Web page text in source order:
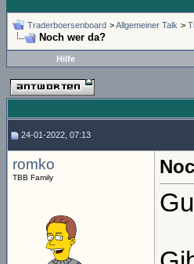
Traderboersenboard >Allgemeiner Talk >
Noch wer da?
Hilfe
24-01-2022, 07:13
romko
TBB Family